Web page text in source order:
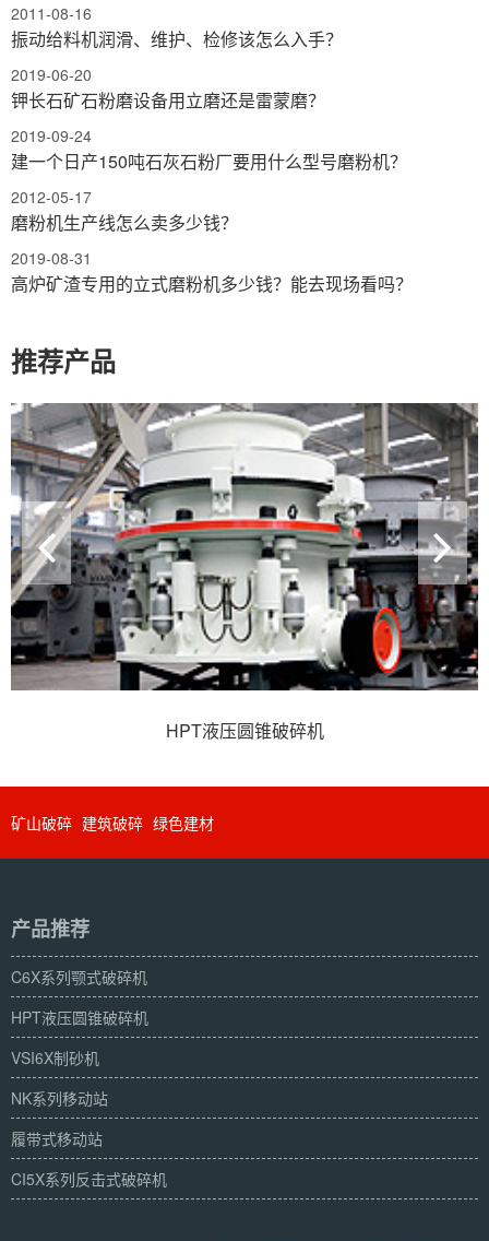
2011-08-16
振动给料机润滑、维护、检修该怎么入手？
2019-06-20
钾长石矿石粉磨设备用立磨还是雷蒙磨？
2019-09-24
建一个日产150吨石灰石粉厂要用什么型号磨粉机？
2012-05-17
磨粉机生产线怎么卖多少钱？
2019-08-31
高炉矿渣专用的立式磨粉机多少钱？能去现场看吗？
推荐产品
HPT液压圆锥破碎机
矿山破碎 建筑破碎 绿色建材
产品推荐
C6X系列颚式破碎机
HPT液压圆锥破碎机
VSI6X制砂机
NK系列移动站
履带式移动站
CI5X系列反击式破碎机